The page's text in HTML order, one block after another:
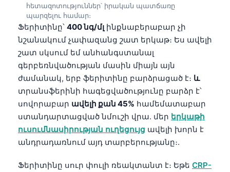
հետազոտություններ՝ իրական պատճառը
պարզելու համար։
Ֆերիտինը՝ 400 նգ/մլ ինքնաբերաբար չի
նշանակում չափազանց շատ երկաթ։ Ես ավելի
շատ սկսում եմ անհանգստանալ
գերբեռնվածության մասին միայն այն
ժամանակ, երբ ֆերիտինը բարձրացած է։ և
տրանսֆերինի հագեցվածությունը բարձր է՝
սովորաբար ավելի քան 45% համեմատաբար
ստանդարտացված նմուշի վրա. մեր երկաթի
ուսումնասիրության ուղեցույց ավելի խորն է
անդրադառնում այդ տարբերությանը։.
Ֆերիտինը սուր փուլի ռեակտանտ է։ Եթե CRP-